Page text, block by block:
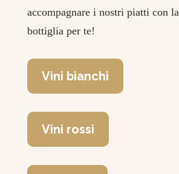
accompagnare i nostri piatti con
bottiglia per te!
Vini bianchi
Vini rossi